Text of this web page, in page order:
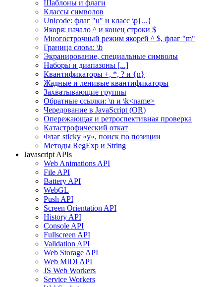
Шаблоны и флаги
Классы символов
Unicode: флаг "u" и класс \p{...}
Якоря: начало ^ и конец строки $
Многострочный режим якорей ^ $, флаг "m"
Граница слова: \b
Экранирование, специальные символы
Наборы и диапазоны [...]
Квантификаторы +, *, ? и {n}
Жадные и ленивые квантификаторы
Захватывающие группы
Обратные ссылки: \n и \k<name>
Чередование в JavaScript (OR)
Опережающая и ретроспективная проверка
Катастрофический откат
Флаг sticky «y», поиск по позиции
Методы RegExp и String
Javascript APIs
Web Animations API
File API
Battery API
WebGL
Push API
Screen Orientation API
History API
Console API
Fullscreen API
Validation API
Web Storage API
Web MIDI API
JS Web Workers
Service Workers